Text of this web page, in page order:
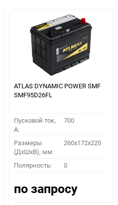
ATLAS DYNAMIC POWER SMF
SMF95D26FL
Пусковой ток,
A:
700
Размеры
(ДхШхВ), мм:
260x172x220
Полярность: 0
по запросу